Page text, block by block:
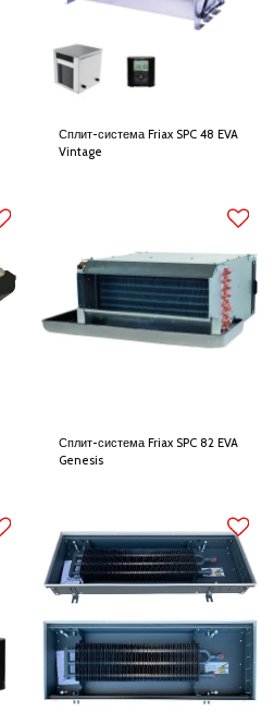
Сплит-система Friax SPC 48 EVA
Vintage
Сплит-система Friax SPC 82 EVA
Genesis